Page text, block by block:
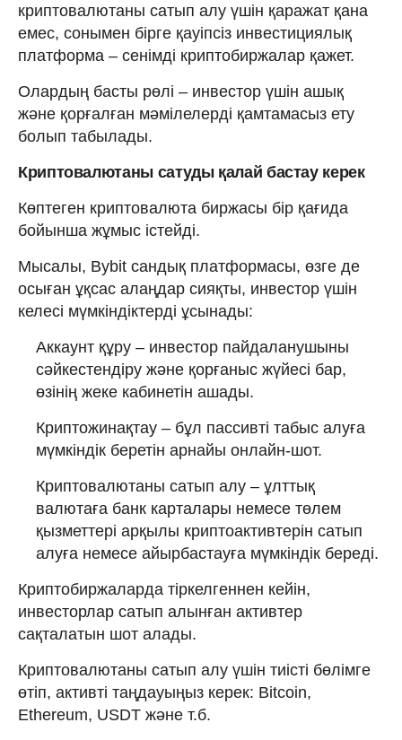
криптовалютаны сатып алу үшін қаражат қана
емес, сонымен бірге қауіпсіз инвестициялық
платформа – сенімді криптобиржалар қажет.
Олардың басты рөлі – инвестор үшін ашық
және қорғалған мәмілелерді қамтамасыз ету
болып табылады.
Криптовалютаны сатуды қалай бастау керек
Көптеген криптовалюта биржасы бір қағида
бойынша жұмыс істейді.
Мысалы, Bybit сандық платформасы, өзге де
осыған ұқсас алаңдар сияқты, инвестор үшін
келесі мүмкіндіктерді ұсынады:
Аккаунт құру – инвестор пайдаланушыны
сәйкестендіру және қорғаныс жүйесі бар,
өзінің жеке кабинетін ашады.
Криптожинақтау – бұл пассивті табыс алуға
мүмкіндік беретін арнайы онлайн-шот.
Криптовалютаны сатып алу – ұлттық
валютаға банк карталары немесе төлем
қызметтері арқылы криптоактивтерін сатып
алуға немесе айырбастауға мүмкіндік береді.
Криптобиржаларда тіркелгеннен кейін,
инвесторлар сатып алынған активтер
сақталатын шот алады.
Криптовалютаны сатып алу үшін тиісті бөлімге
өтіп, активті таңдауыңыз керек: Bitcoin,
Ethereum, USDT және т.б.